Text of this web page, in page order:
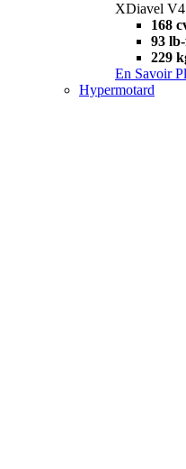
XDiavel
168
93
229
En Savoir
Hypermotard